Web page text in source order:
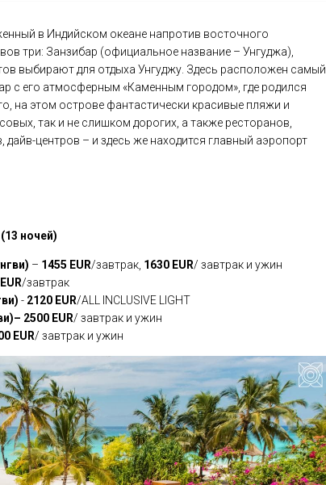
в Индийском океане напротив восточного
три: Занзибар (официальное название – Унгуджа),
выбирают для отдыха Унгуджу. Здесь расположен самый
с его атмосферным «Каменным городом», где родился
на этом острове фантастически красивые пляжи и
так и не слишком дорогих, а также ресторанов,
центров – и здесь же находится главный аэропорт
ночей)
– 1455 EUR/завтрак, 1630 EUR/ завтрак и ужин
EUR/завтрак
- 2120 EUR/ALL INCLUSIVE LIGHT
2500 EUR/ завтрак и ужин
EUR/ завтрак и ужин